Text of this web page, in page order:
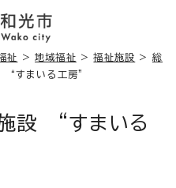
祉 >地域福祉 >福祉施設 > 総
“すまいる工房”
設 “すまいる